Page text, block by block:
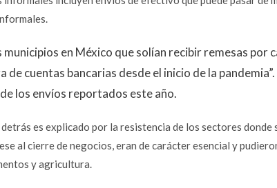
municipios en México que solían recibir remesas
de cuentas bancarias desde el inicio de la
los envíos reportados este año.
es explicado por la resistencia de los sectores donde
al cierre de negocios, eran de carácter esencial y
y agricultura.